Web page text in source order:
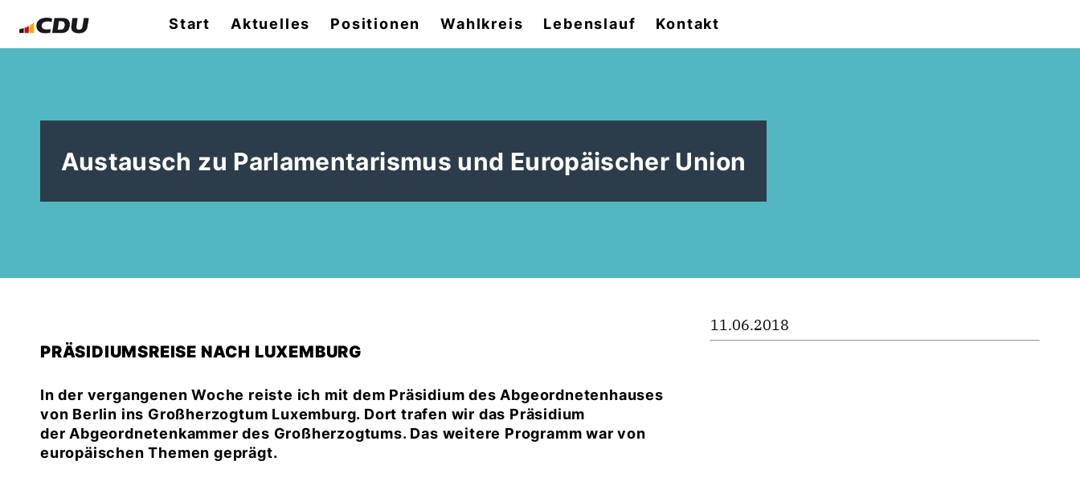
Start Aktuelles Positionen Wahlkreis Lebenslauf Kontakt
Austausch zu Parlamentarismus und Europäischer Union
PRÄSIDIUMSREISE NACH LUXEMBURG
In der vergangenen Woche reiste ich mit dem Präsidium des Abgeordnetenhauses
von Berlin ins Großherzogtum Luxemburg. Dort trafen wir das Präsidium
der Abgeordnetenkammer des Großherzogtums. Das weitere Programm war von
europäischen Themen geprägt.
11.06.2018